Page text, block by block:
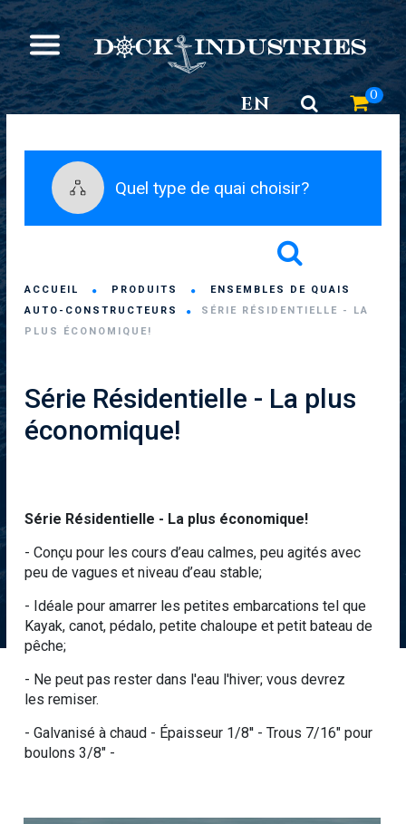
EN 0
Quel type de quai choisir?
ACCUEIL PRODUITS
ENSEMBLES DE QUAIS
AUTO-CONSTRUCTEURS
SÉRIE RÉSIDENTIELLE - LA
PLUS ÉCONOMIQUE!
Série Résidentielle - La plus
économique!
Série Résidentielle - La plus économique!
- Conçu pour les cours d’eau calmes, peu agités avec
peu de vagues et niveau d’eau stable;
- Idéale pour amarrer les petites embarcations tel que
Kayak, canot, pédalo, petite chaloupe et petit bateau de
pêche;
- Ne peut pas rester dans l'eau l'hiver; vous devrez
les remiser.
- Galvanisé à chaud - Épaisseur 1/8'' - Trous 7/16" pour
boulons 3/8" -